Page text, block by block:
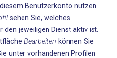
Benutzerkonto nutzen.
sehen Sie, welches
jeweiligen Dienst aktiv ist.
Bearbeiten können Sie
unter vorhandenen Profilen